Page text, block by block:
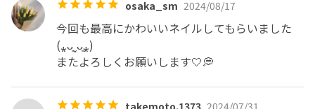
osaka_sm 2024/08/17
今回も最高にかわいいネイルしてもらいました
(⁎ᴗ͈ˬᴗ͈⁎)
またよろしくお願いします🤍💭
takemoto.1373 2024/07/31